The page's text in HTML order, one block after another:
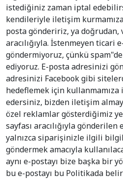
istediğiniz zaman iptal
kendileriyle iletişim
posta göndeririz, ya doğrudan,
aracılığıyla. İstenmeyen ticari
göndermiyoruz, çünkü
ediyoruz. E-posta adresinizi
adresinizi Facebook gibi
hedeflemek için
edersiniz, bizden iletişim
özel reklamlar gösterdiğimiz
sayfası aracılığıyla
yalnızca siparişinizle ilgili
göndermek amacıyla
aynı e-postayı bize başka bir
bu e-postayı bu Politikada